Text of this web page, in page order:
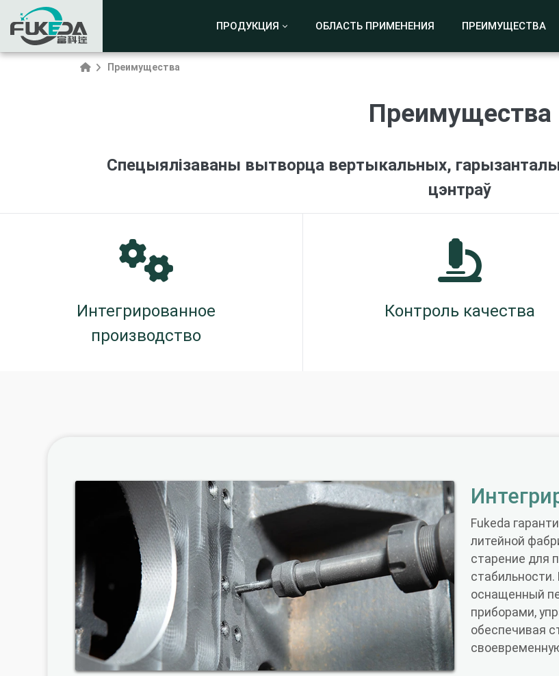
ПРОДУКЦИЯ ОБЛАСТЬ ПРИМЕНЕНИЯ ПРЕИМУЩЕСТВА
Преимущества
Преимущества
Спецыялізаваны вытворца вертыкальных,
цэнтраў
Интегрированное
производство
Контроль качества
Fukeda
литейной
старение для
оснащенный
приборами,
обеспечивая